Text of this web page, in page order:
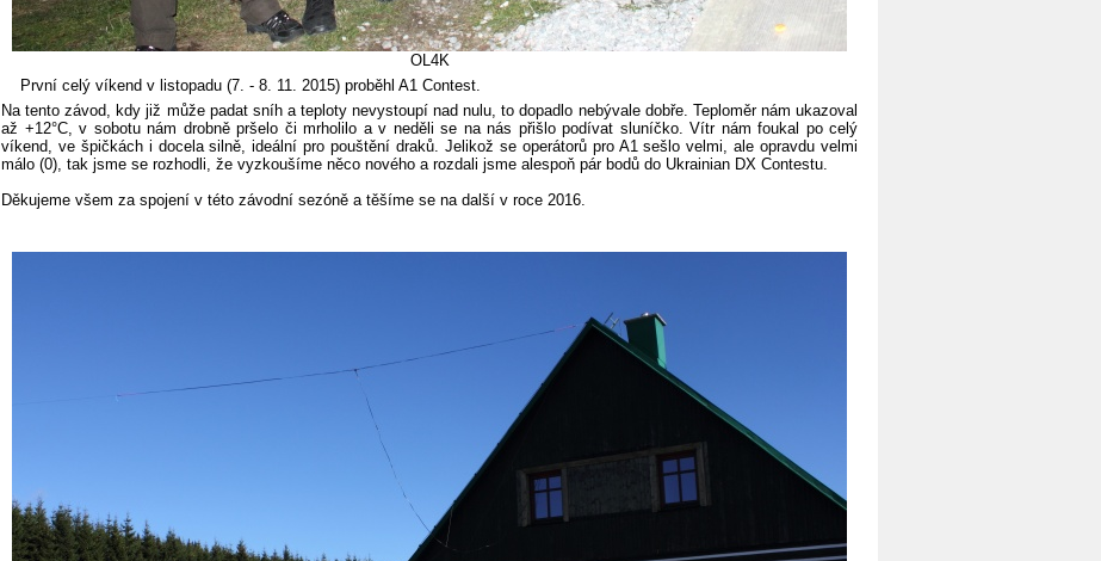
OL4K
První celý víkend v listopadu (7. - 8. 11. 2015) proběhl A1 Contest.
Na tento závod, kdy již může padat sníh a teploty nevystoupí nad nulu, to dopadlo nebývale dobře. Teploměr nám ukazoval
až +12°C, v sobotu nám drobně pršelo či mrholilo a v neděli se na nás přišlo podívat sluníčko. Vítr nám foukal po celý
víkend, ve špičkách i docela silně, ideální pro pouštění draků. Jelikož se operátorů pro A1 sešlo velmi, ale opravdu velmi
málo (0), tak jsme se rozhodli, že vyzkoušíme něco nového a rozdali jsme alespoň pár bodů do Ukrainian DX Contestu.
Děkujeme všem za spojení v této závodní sezóně a těšíme se na další v roce 2016.